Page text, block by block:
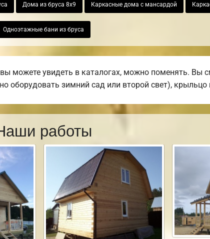
Дома из бруса 8х9 Каркасные дома с мансардой
Одноэтажные бани из бруса
можете увидеть в каталогах, можно поменять. Вы
оборудовать зимний сад или второй свет), крыльцо
работы